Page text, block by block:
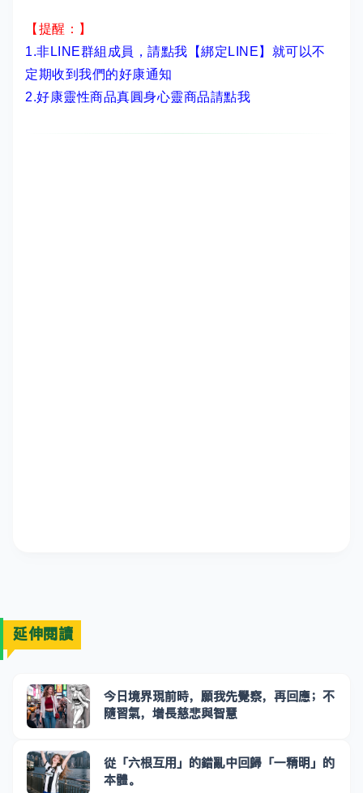
【提醒：】
1.非LINE群組成員， 請點我【綁定LINE】 就可以不
定期收到我們的好康通知
2.好康靈性商品真圓身心靈商品請點我
延伸閱讀
今日境界現前時，願我先覺察，再回應；不
隨習氣，增長慈悲與智慧
從「六根互用」的錯亂中回歸「一精明」的
本體。